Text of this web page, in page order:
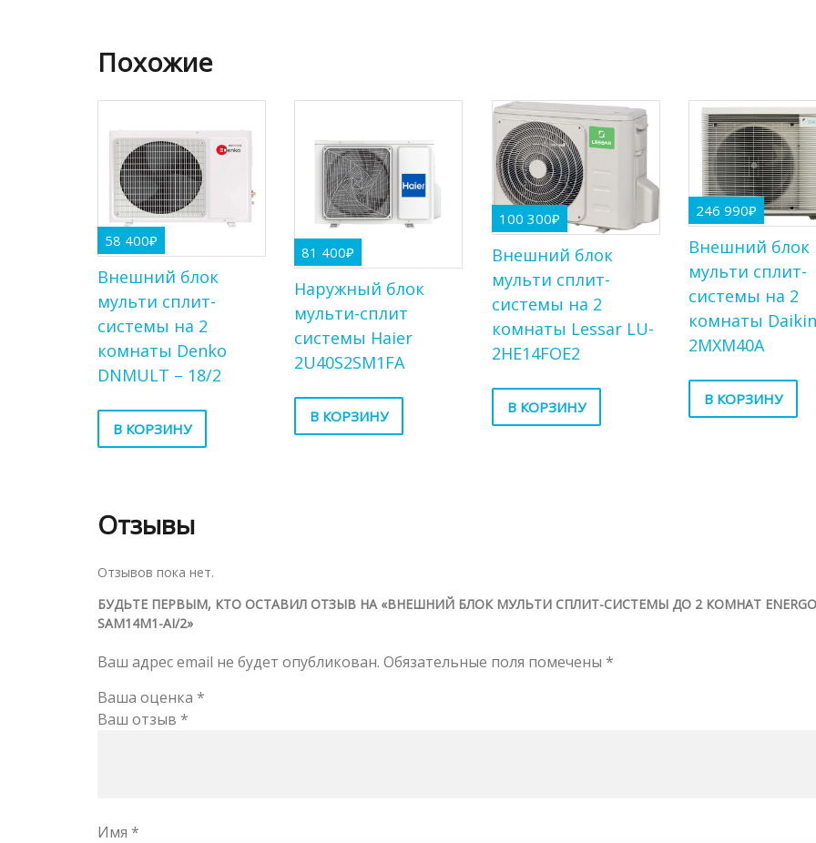
Похожие
58 400₽
Внешний блок
мульти сплит-
системы на 2
комнаты Denko
DNMULT – 18/2
В КОРЗИНУ
81 400₽
Наружный блок
мульти-сплит
системы Haier
2U40S2SM1FA
В КОРЗИНУ
100 300₽
Внешний блок
мульти сплит-
системы на 2
комнаты Lessar LU-
2HE14FOE2
В КОРЗИНУ
246 990₽
Внешний блок
мульти сплит-
системы на 2
комнаты
2MXM40A
В КОРЗИНУ
Отзывы
Отзывов пока нет.
БУДЬТЕ ПЕРВЫМ, КТО ОСТАВИЛ ОТЗЫВ НА «ВНЕШНИЙ БЛОК МУЛЬТИ СПЛИТ-СИСТЕМЫ ДО 2 КОМНАТ
SAM14M1-AI/2»
Ваш адрес email не будет опубликован. Обязательные поля помечены *
Ваша оценка *
Ваш отзыв *
Имя *